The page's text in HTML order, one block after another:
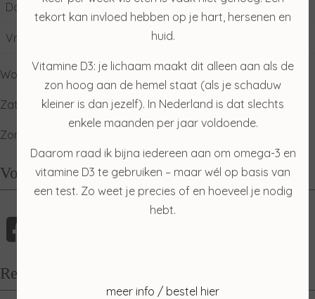
Donderdag 09:00
Vrijdag
Woensdag: gesloten
Zaterdag: ophalen producten
Zondag: relaxdag
Volg mij
Recensies
tekort kan invloed hebben op je hart, hersenen en
huid.
Vitamine D3: je lichaam maakt dit alleen aan als de
zon hoog aan de hemel staat (als je schaduw
kleiner is dan jezelf). In Nederland is dat slechts
enkele maanden per jaar voldoende.
Daarom raad ik bijna iedereen aan om omega-3 en
vitamine D3 te gebruiken – maar wél op basis van
een test. Zo weet je precies of en hoeveel je nodig
hebt.
meer info / bestel hier